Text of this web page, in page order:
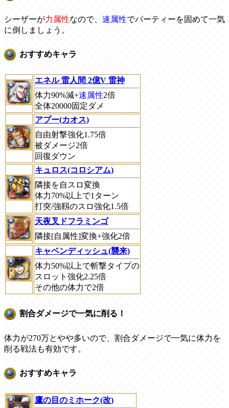
シーザーが力属性なので、 速属性でパーティーを固めて一気
に倒しましょう。
おすすめキャラ
エネル 雷人間 2億V 雷神
体力90%減+速属性2倍
全体20000固定ダメ
アプー(カオス)
自由射撃強化1.75倍
被ダメージ2倍
回復ダウン
キュロス(コロシアム)
隣接を自スロ変換
体力70%以上で1ターン
打突/強靱のスロ強化1.5倍
天夜叉ドフラミンゴ
隣接[自属性]変換+強化2倍
キャベンディッシュ(襲来)
体力50%以上で斬撃タイプの
スロット強化2.25倍
その他の体力で2倍
割合ダメージで一気に削る！
体力が270万とやや多いので、割合ダメージで一気に体力を
削る戦法も有効です。
おすすめキャラ
鷹の目のミホーク(改)